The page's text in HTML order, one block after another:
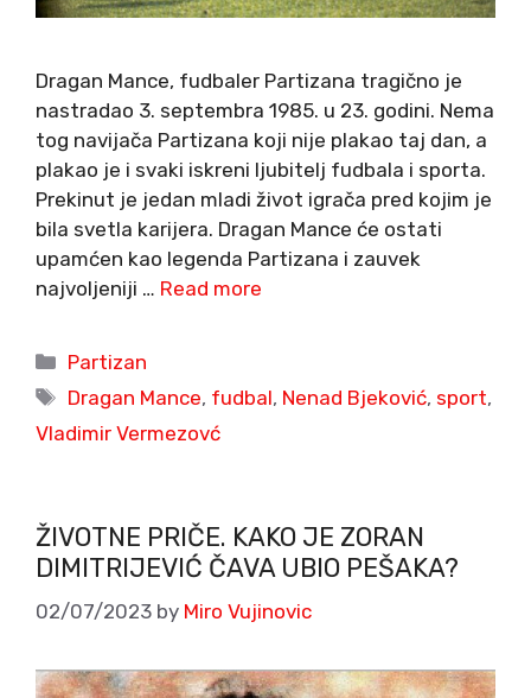
Dragan Mance, fudbaler Partizana tragično je
nastradao 3. septembra 1985. u 23. godini. Nema
tog navijača Partizana koji nije plakao taj dan, a
plakao je i svaki iskreni ljubitelj fudbala i sporta.
Prekinut je jedan mladi život igrača pred kojim je
bila svetla karijera. Dragan Mance će ostati
upamćen kao legenda Partizana i zauvek
najvoljeniji … Read more
Categories
Partizan
Tags
Dragan Mance, fudbal, Nenad Bjeković, sport,
Vladimir Vermezovć
ŽIVOTNE PRIČE. KAKO JE ZORAN
DIMITRIJEVIĆ ČAVA UBIO PEŠAKA?
02/07/2023 by Miro Vujinovic